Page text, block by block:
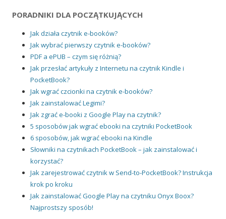
PORADNIKI DLA POCZĄTKUJĄCYCH
Jak działa czytnik e-booków?
Jak wybrać pierwszy czytnik e-booków?
PDF a ePUB – czym się różnią?
Jak przesłać artykuły z Internetu na czytnik Kindle i
PocketBook?
Jak wgrać czcionki na czytnik e-booków?
Jak zainstalować Legimi?
Jak zgrać e-booki z Google Play na czytnik?
5 sposobów jak wgrać ebooki na czytniki PocketBook
6 sposobów, jak wgrać ebooki na Kindle
Słowniki na czytnikach PocketBook – jak zainstalować i
korzystać?
Jak zarejestrować czytnik w Send-to-PocketBook? Instrukcja
krok po kroku
Jak zainstalować Google Play na czytniku Onyx Boox?
Najprostszy sposób!